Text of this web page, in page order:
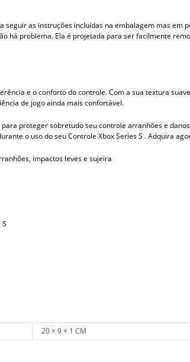
seguir as instruções incluídas na embalagem mas em
há problema. Ela é projetada para ser facilmente
e o conforto do controle. Com a sua textura
de jogo ainda mais confortável.
proteger sobretudo seu controle arranhões e
o uso do seu Controle Xbox Series S . Adquira
impactos leves e sujeira
20 × 9 × 1 CM